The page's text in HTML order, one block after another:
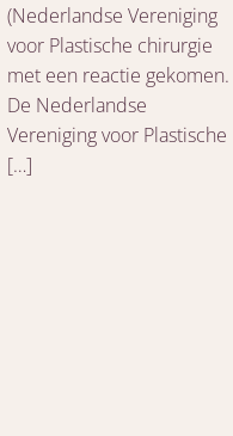
(Nederlandse Vereniging
voor Plastische chirurgie
met een reactie gekomen.
De Nederlandse
Vereniging voor Plastische
[…]